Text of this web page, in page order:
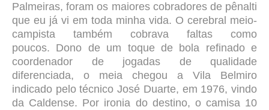
Palmeiras, foram os maiores cobradores de pênalti
que eu já vi em toda minha vida. O cerebral meio-
campista também cobrava faltas como
poucos. Dono de um toque de bola refinado e
coordenador de jogadas de qualidade
diferenciada, o meia chegou a Vila Belmiro
indicado pelo técnico José Duarte, em 1976, vindo
da Caldense. Por ironia do destino, o camisa 10